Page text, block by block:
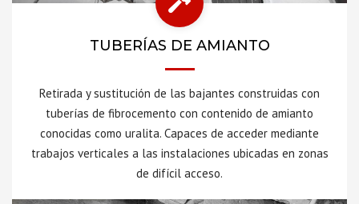
TUBERÍAS DE AMIANTO
Retirada y sustitución de las bajantes construidas con
tuberías de fibrocemento con contenido de amianto
conocidas como uralita. Capaces de acceder mediante
trabajos verticales a las instalaciones ubicadas en zonas
de difícil acceso.